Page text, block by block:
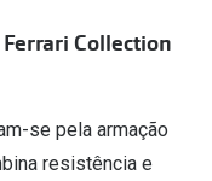
Collection
se pela armação
resistência e